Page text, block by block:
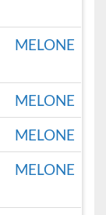
MELONE
MELONE
MELONE
MELONE